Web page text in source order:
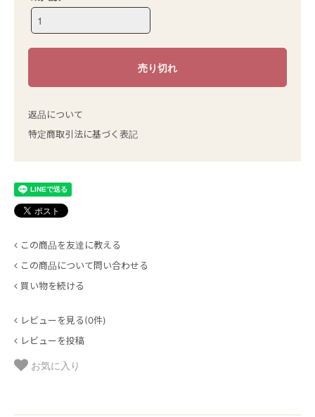
返品について
特定商取引法に基づく表記
この商品を友達に教える
この商品について問い合わせる
買い物を続ける
レビューを見る(0件)
レビューを投稿
お気に入り